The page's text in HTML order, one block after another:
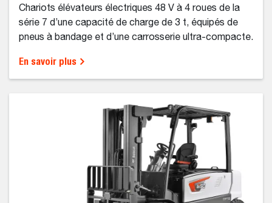
Chariots élévateurs électriques 48 V à 4 roues de la
série 7 d’une capacité de charge de 3 t, équipés de
pneus à bandage et d’une carrosserie ultra-compacte.
En savoir plus